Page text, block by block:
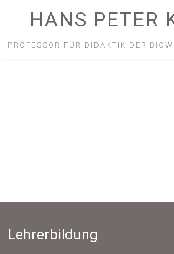
HANS PETER
PROFESSOR FÜR DIDAKTIK DER
Lehrerbildung